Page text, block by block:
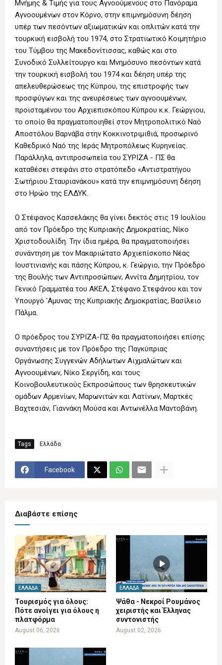
Μνήμης & Τιμής για τους Αγνοούμενους στο Πανόραμα
Αγνοουμένων στον Κόρνο, στην επιμνημόσυνη δέηση
υπέρ των πεσόντων αξιωματικών και οπλιτών κατά την
τουρκική εισβολή του 1974, στο Στρατιωτικό Κοιμητήριο
του Τύμβου της Μακεδονίτισσας, καθώς και στο
Συνοδικό Συλλείτουργο και Μνημόσυνο πεσόντων κατά
την τουρκική εισβολή του 1974 και δέηση υπέρ της
απελευθερώσεως της Κύπρου, της επιστροφής των
προσφύγων και της ανευρέσεως των αγνοουμένων,
προϊσταμένου του Αρχιεπισκόπου Κύπρου κ.κ. Γεώργιου,
το οποίο θα πραγματοποιηθεί στον Μητροπολιτικό Ναό
Αποστόλου Βαρνάβα στην Κοκκινοτριμιθιά, προσωρινό
Καθεδρικό Ναό της Ιεράς Μητροπόλεως Κυρηνείας.
Παράλληλα, αντιπροσωπεία του ΣΥΡΙΖΑ - ΠΣ θα
καταθέσει στεφάνι στο στρατόπεδο «Αντιστρατήγου
Σωτήριου Σταυριανάκου» κατά την επιμνημόσυνη δέηση
στο Ηρώο της ΕΛΔΥΚ.
Ο Στέφανος Κασσελάκης θα γίνει δεκτός στις 19 Ιουλίου
από τον Πρόεδρο της Κυπριακής Δημοκρατίας, Νίκο
Χριστοδουλίδη. Την ίδια ημέρα, θα πραγματοποιήσει
συνάντηση με τον Μακαριώτατο Αρχιεπίσκοπο Νέας
Ιουστινιανής και πάσης Κύπρου, κ. Γεώργιο, την Πρόεδρο
της Βουλής των Αντιπροσώπων, Αννίτα Δημητρίου, τον
Γενικό Γραμματέα του ΑΚΕΛ, Στέφανο Στεφάνου και τον
Υπουργό 'Αμυνας της Κυπριακής Δημοκρατίας, Βασίλειο
Πάλμα.
Ο πρόεδρος του ΣΥΡΙΖΑ-ΠΣ θα πραγματοποιήσει επίσης
συναντήσεις με τον Πρόεδρο της Παγκύπριας
Οργάνωσης Συγγενών Αδήλωτων Αιχμαλώτων και
Αγνοουμένων, Νίκο Σεργίδη, και τους
Κοινοβουλευτικούς Εκπροσώπους των θρησκευτικών
ομάδων Αρμενίων, Μαρωνιτών και Λατίνων, Μαρτκές
Βαχτεσιάν, Γιαννάκη Μούσα και Αντωνέλλα Μαντοβάνη.
Tags Ελλάδα
Facebook
Διαβάστε επίσης
ΕΛΛΆΔΑ
Τουρισμός για όλους:
Πότε ανοίγει για όλους η
πλατφόρμα
August 06, 2026
ΕΛΛΆΔΑ
Ψάθα - Νεκροί Ρουμάνος
χειριστής και Έλληνας
συντονιστής
August 02, 2026